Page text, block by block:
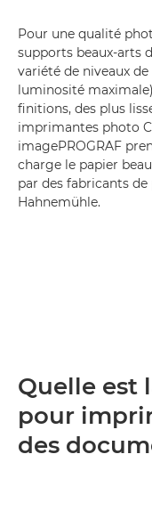
Pour une qualité
supports beaux-arts
variété de niveaux
luminosité
finitions, des plus
imprimantes photo
imagePROGRAF
charge le papier
par des fabricants
Hahnemühle.
Quelle est
pour
des